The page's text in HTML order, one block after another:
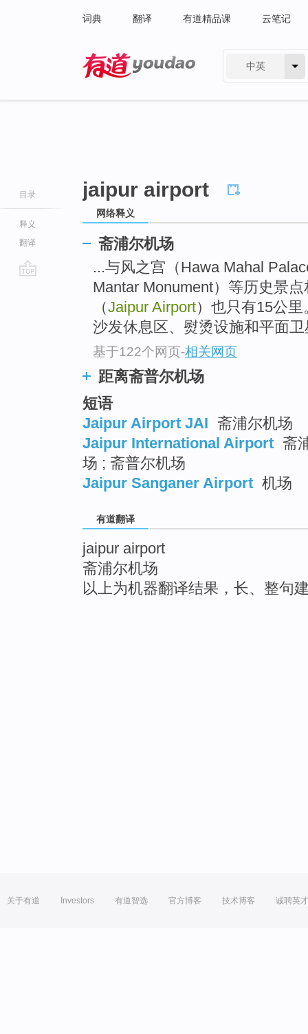
词典 翻译 有道精品课 云笔记
中英
目录
释义
翻译
jaipur airport
网络释义
斋浦尔机场
...与风之宫（Hawa Mahal
Mantar Monument）等历史景
（Jaipur Airport）也只有15公
沙发休息区、熨烫设施和平面
基于122个网页-相关网页
距离斋普尔机场
短语
Jaipur Airport JAI 斋浦尔机场
Jaipur International Airport 斋
场 ; 斋普尔机场
Jaipur Sanganer Airport 机场
有道翻译
jaipur airport
斋浦尔机场
以上为机器翻译结果，长、整句
关于有道 Investors 有道智选 官方博客 技术博客 诚聘英才